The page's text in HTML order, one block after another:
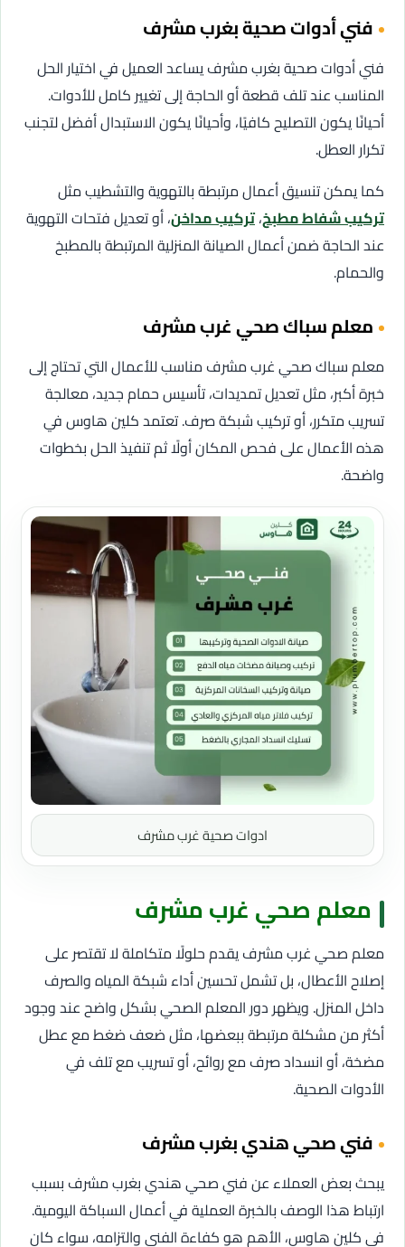
فني أدوات صحية بغرب مشرف
فني أدوات صحية بغرب مشرف يساعد العميل في اختيار الحل
المناسب عند تلف قطعة أو الحاجة إلى تغيير كامل للأدوات.
أحيانًا يكون التصليح كافيًا، وأحيانًا يكون الاستبدال أفضل لتجنب
تكرار العطل.
كما يمكن تنسيق أعمال مرتبطة بالتهوية والتشطيب مثل
تركيب شفاط مطبخ،تركيب مداخن، أو تعديل فتحات التهوية
عند الحاجة ضمن أعمال الصيانة المنزلية المرتبطة بالمطبخ
والحمام.
معلم سباك صحي غرب مشرف
معلم سباك صحي غرب مشرف مناسب للأعمال التي تحتاج إلى
خبرة أكبر، مثل تعديل تمديدات، تأسيس حمام جديد، معالجة
تسريب متكرر، أو تركيب شبكة صرف. تعتمد كلين هاوس في
هذه الأعمال على فحص المكان أولًا ثم تنفيذ الحل بخطوات
واضحة.
ادوات صحية غرب مشرف
معلم صحي غرب مشرف
معلم صحي غرب مشرف يقدم حلولًا متكاملة لا تقتصر على
إصلاح الأعطال، بل تشمل تحسين أداء شبكة المياه والصرف
داخل المنزل. ويظهر دور المعلم الصحي بشكل واضح عند وجود
أكثر من مشكلة مرتبطة ببعضها، مثل ضعف ضغط مع عطل
مضخة، أو انسداد صرف مع روائح، أو تسريب مع تلف في
الأدوات الصحية.
فني صحي هندي بغرب مشرف
يبحث بعض العملاء عن فني صحي هندي بغرب مشرف بسبب
ارتباط هذا الوصف بالخبرة العملية في أعمال السباكة اليومية.
في كلين هاوس، الأهم هو كفاءة الفني والتزامه، سواء كان